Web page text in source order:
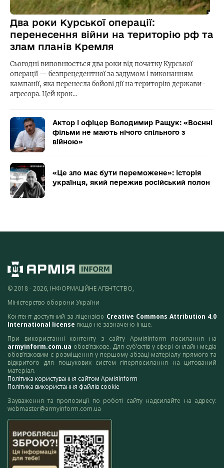
Два роки Курської операції:
перенесення війни на територію рф та
злам планів Кремля
Сьогодні виповнюється два роки від початку Курської
операції — безпрецедентної за задумом і виконанням
кампанії, яка перенесла бойові дії на територію держави-
агресора. Цей крок…
Актор і офіцер Володимир Ращук: «Воєнні
фільми не мають нічого спільного з
війною»
«Це зло має бути переможене»: історія
українця, який пережив російський полон
© 2018 - 2026, ІНФОРМАЦІЙНЕ АГЕНТСТВО,
Міністерство оборони України
Контент доступний за ліцензією Creative Commons Attribution 4.0
International license якщо не зазначено інше.
При використанні контенту з сайту АрміяInform посилання на
armyinform.com.ua обов’язкове. Для суб’єктів у сфері онлайн-медіа
обов’язковим є розміщення у першому абзаці матеріалу прямого та
відкритого для пошукових систем гіперпосилання на цитований
матеріал.
Політика користування сайтом АрміяInform
Політика використання файлів cookie
Зауваження та пропозиції по роботі сайту надсилайте на адресу:
webmaster@armyinform.com.ua